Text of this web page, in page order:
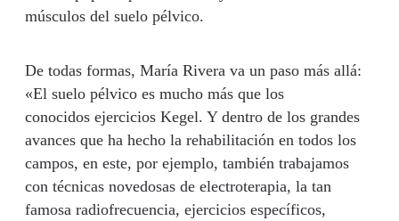
músculos del suelo pélvico.
De todas formas, María Rivera va un paso más allá:
«El suelo pélvico es mucho más que los
conocidos ejercicios Kegel. Y dentro de los grandes
avances que ha hecho la rehabilitación en todos los
campos, en este, por ejemplo, también trabajamos
con técnicas novedosas de electroterapia, la tan
famosa radiofrecuencia, ejercicios específicos,